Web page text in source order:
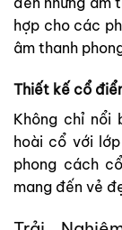
hợp cho các
âm thanh
Thiết kế cổ
Không chỉ
hoài cổ với
phong cách
mang đến vẻ